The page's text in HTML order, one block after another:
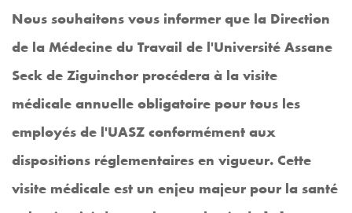
Nous souhaitons vous informer que la Direction
de la Médecine du Travail de l'Université Assane
Seck de Ziguinchor procédera à la visite
médicale annuelle obligatoire pour tous les
employés de l'UASZ conformément aux
dispositions réglementaires en vigueur. Cette
visite médicale est un enjeu majeur pour la santé